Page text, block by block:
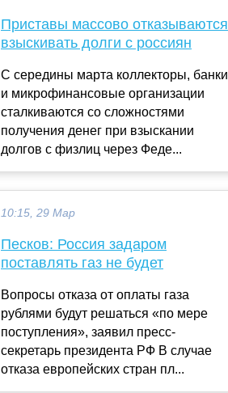
Приставы массово отказываются
взыскивать долги с россиян
С середины марта коллекторы, банки
и микрофинансовые организации
сталкиваются со сложностями
получения денег при взыскании
долгов с физлиц через Феде...
10:15, 29 Мар
Песков: Россия задаром
поставлять газ не будет
Вопросы отказа от оплаты газа
рублями будут решаться «по мере
поступления», заявил пресс-
секретарь президента РФ В случае
отказа европейских стран пл...